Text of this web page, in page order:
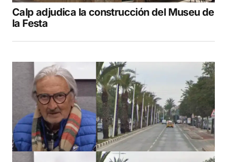
Calp adjudica la construcción del Museu de
la Festa